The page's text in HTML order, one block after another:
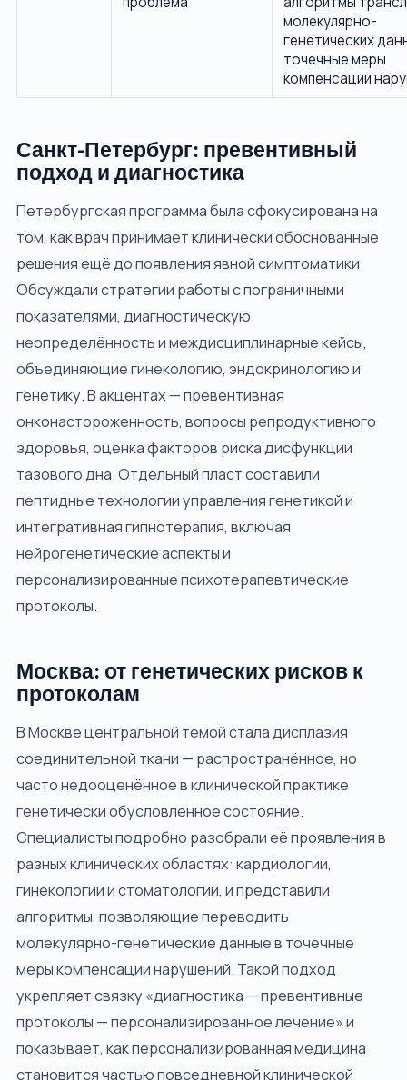
молекулярно-
генетических
точечные меры
компенсации
Санкт-Петербург: превентивный
подход и диагностика
Петербургская программа была сфокусирована на
том, как врач принимает клинически обоснованные
решения ещё до появления явной симптоматики.
Обсуждали стратегии работы с пограничными
показателями, диагностическую
неопределённость и междисциплинарные кейсы,
объединяющие гинекологию, эндокринологию и
генетику. В акцентах — превентивная
онконастороженность, вопросы репродуктивного
здоровья, оценка факторов риска дисфункции
тазового дна. Отдельный пласт составили
пептидные технологии управления генетикой и
интегративная гипнотерапия, включая
нейрогенетические аспекты и
персонализированные психотерапевтические
протоколы.
Москва: от генетических рисков к
протоколам
В Москве центральной темой стала дисплазия
соединительной ткани — распространённое, но
часто недооценённое в клинической практике
генетически обусловленное состояние.
Специалисты подробно разобрали её проявления в
разных клинических областях: кардиологии,
гинекологии и стоматологии, и представили
алгоритмы, позволяющие переводить
молекулярно-генетические данные в точечные
меры компенсации нарушений. Такой подход
укрепляет связку «диагностика — превентивные
протоколы — персонализированное лечение» и
показывает, как персонализированная медицина
становится частью повседневной клинической